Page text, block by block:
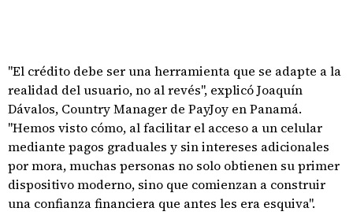
"El crédito debe ser una herramienta que se adapte a la
realidad del usuario, no al revés", explicó Joaquín
Dávalos, Country Manager de PayJoy en Panamá.
"Hemos visto cómo, al facilitar el acceso a un celular
mediante pagos graduales y sin intereses adicionales
por mora, muchas personas no solo obtienen su primer
dispositivo moderno, sino que comienzan a construir
una confianza financiera que antes les era esquiva".